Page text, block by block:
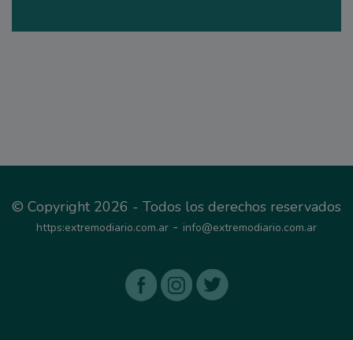
© Copyright 2026 - Todos los derechos reservados
https:extremodiario.com.ar - info@extremodiario.com.ar